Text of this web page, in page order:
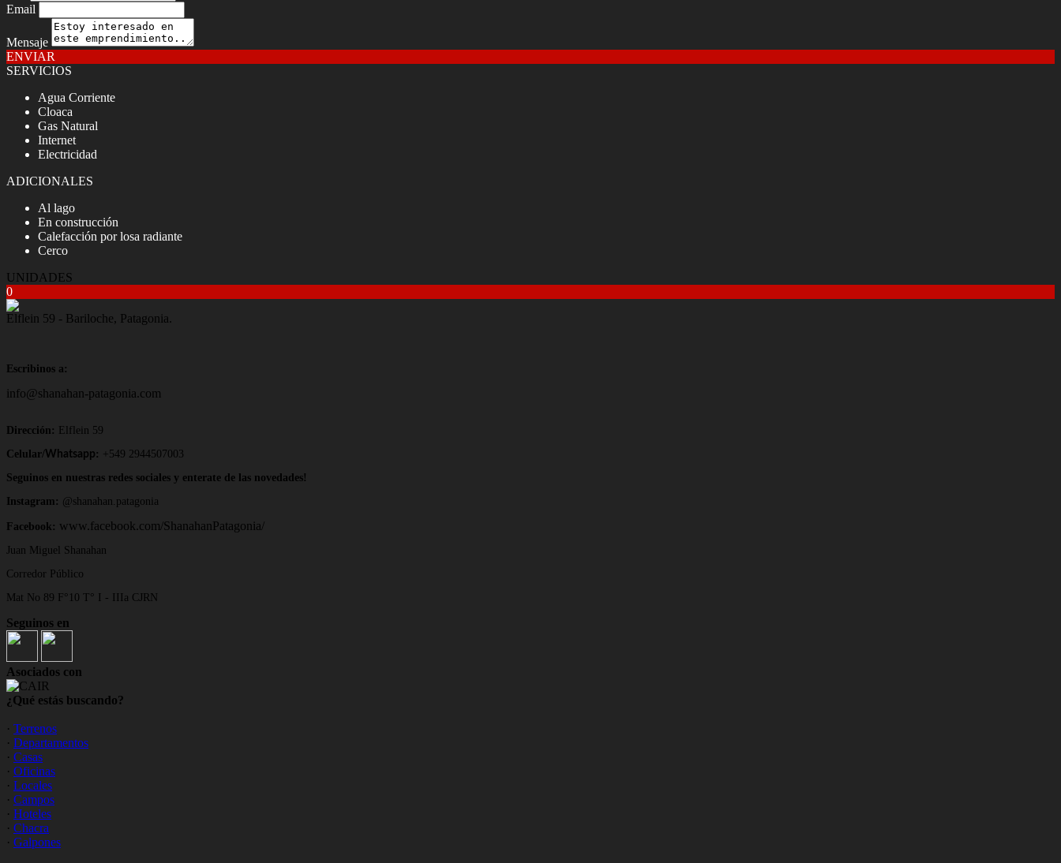
Email
Mensaje
ENVIAR
SERVICIOS
Agua Corriente
Cloaca
Gas Natural
Internet
Electricidad
ADICIONALES
Al lago
En construcción
Calefacción por losa radiante
Cerco
UNIDADES
0
Elflein 59 - Bariloche, Patagonia.
Escribinos a:
info@shanahan-patagonia.com
Dirección:
Elflein 59
Celular/Whatsapp : +549 2944507003
Seguinos en nuestras redes sociales y enterate de las novedades!
Instagram: @shanahan.patagonia
Facebook: www.facebook.com/ShanahanPatagonia/
Juan Miguel Shanahan
Corredor Público
Mat No 89 F°10 T° I - IIIa CJRN
Seguinos en
Asociados con
¿Qué estás buscando?
· Terrenos
· Departamentos
· Casas
· Oficinas
· Locales
· Campos
· Hoteles
· Chacra
· Galpones